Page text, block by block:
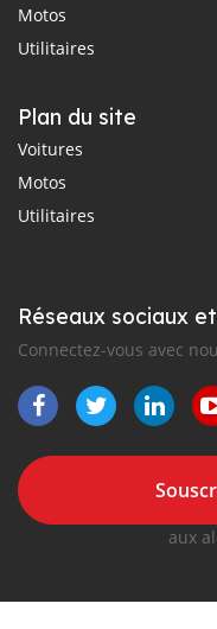
Motos
Utilitaires
Plan du site
Voitures
Motos
Utilitaires
Réseaux sociaux
Connectez-vous avec
aux